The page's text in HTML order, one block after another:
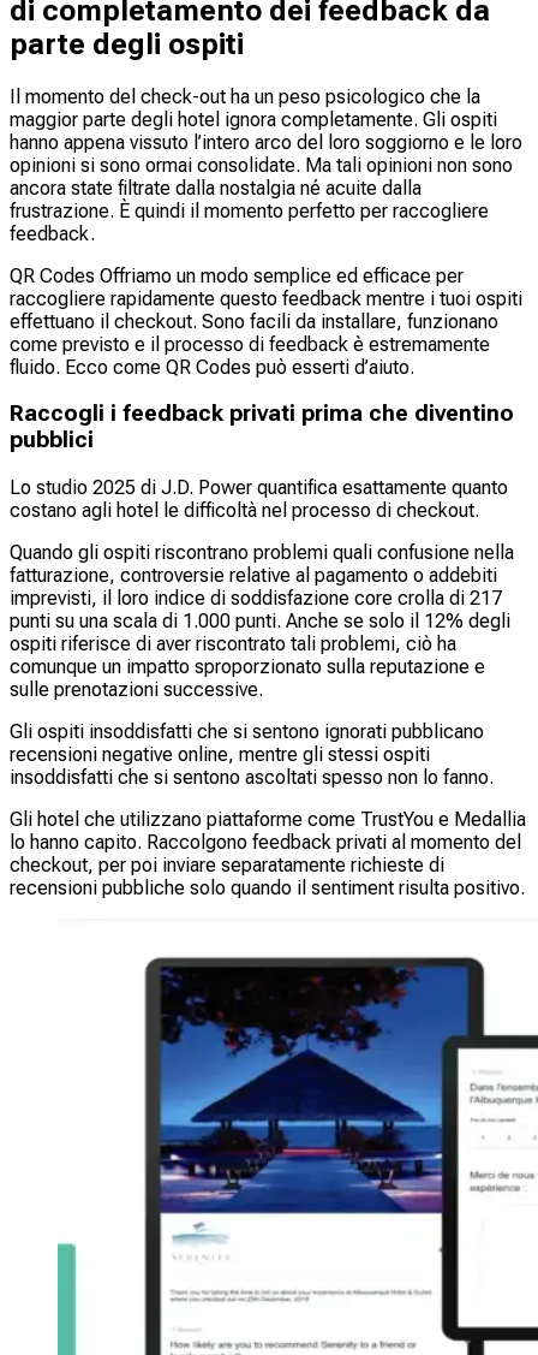
di completamento dei feedback da
parte degli ospiti
Il momento del check-out ha un peso psicologico che la
maggior parte degli hotel ignora completamente. Gli ospiti
hanno appena vissuto l’intero arco del loro soggiorno e le loro
opinioni si sono ormai consolidate. Ma tali opinioni non sono
ancora state filtrate dalla nostalgia né acuite dalla
frustrazione. È quindi il momento perfetto per raccogliere
feedback.
QR Codes Offriamo un modo semplice ed efficace per
raccogliere rapidamente questo feedback mentre i tuoi ospiti
effettuano il checkout. Sono facili da installare, funzionano
come previsto e il processo di feedback è estremamente
fluido. Ecco come QR Codes può esserti d’aiuto.
Raccogli i feedback privati prima che diventino
pubblici
Lo studio 2025 di J.D. Power quantifica esattamente quanto
costano agli hotel le difficoltà nel processo di checkout.
Quando gli ospiti riscontrano problemi quali confusione nella
fatturazione, controversie relative al pagamento o addebiti
imprevisti, il loro indice di soddisfazione core crolla di 217
punti su una scala di 1.000 punti. Anche se solo il 12% degli
ospiti riferisce di aver riscontrato tali problemi, ciò ha
comunque un impatto sproporzionato sulla reputazione e
sulle prenotazioni successive.
Gli ospiti insoddisfatti che si sentono ignorati pubblicano
recensioni negative online, mentre gli stessi ospiti
insoddisfatti che si sentono ascoltati spesso non lo fanno.
Gli hotel che utilizzano piattaforme come TrustYou e Medallia
lo hanno capito. Raccolgono feedback privati al momento del
checkout, per poi inviare separatamente richieste di
recensioni pubbliche solo quando il sentiment risulta positivo.